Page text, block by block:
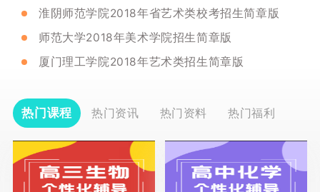
淮阴师范学院2018年省艺术类校考招生简章版
师范大学2018年美术学院招生简章版
厦门理工学院2018年艺术类招生简章版
热门课程 热门资讯 热门资料 热门福利